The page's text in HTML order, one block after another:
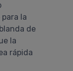
la
de
la
rápida